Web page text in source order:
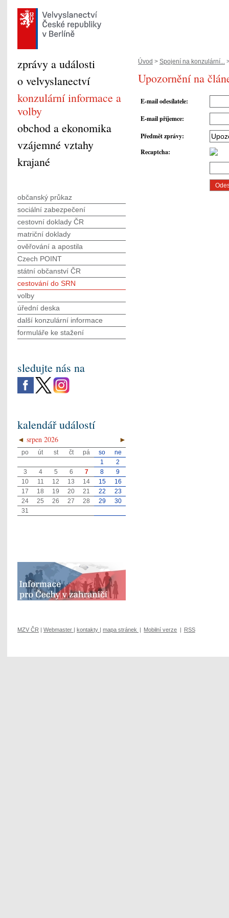
Úvod > Spojení na konzulární...
Upozornění na
E-mail odesílatele:
E-mail příjemce:
Předmět zprávy:
Recaptcha:
zprávy a události
o velvyslanectví
konzulární informace a
volby
obchod a ekonomika
vzájemné vztahy
krajané
občanský průkaz
sociální zabezpečení
cestovní doklady ČR
matriční doklady
ověřování a apostila
Czech POINT
státní občanství ČR
cestování do SRN
volby
úřední deska
další konzulární informace
formuláře ke stažení
sledujte nás na
kalendář událostí
◄ ►
srpen 2026
po út st čt pá so
ne
1
2
3
4 5 6 7 8
9
10
11 12 13 14 15
16
17
18 19 20 21 22
23
24
25 26 27 28 29
30
31
MZV ČR Webmaster kontakty mapa stránek Mobilní verze RSS